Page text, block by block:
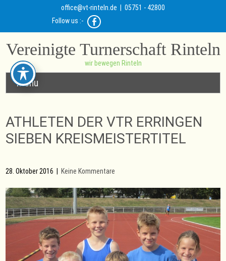
office@vt-rinteln.de | 05751 - 42800
Follow us :-
Vereinigte Turnerschaft Rinteln
wir bewegen Rinteln
Menu
ATHLETEN DER VTR ERRINGEN
SIEBEN KREISMEISTERTITEL
28. Oktober 2016 Keine Kommentare